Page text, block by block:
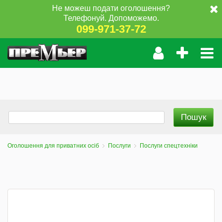
Не можеш подати оголошення?
Телефонуй. Допоможемо.
099-971-37-72
Оголошення для приватних осіб Послуги Послуги спецтехніки